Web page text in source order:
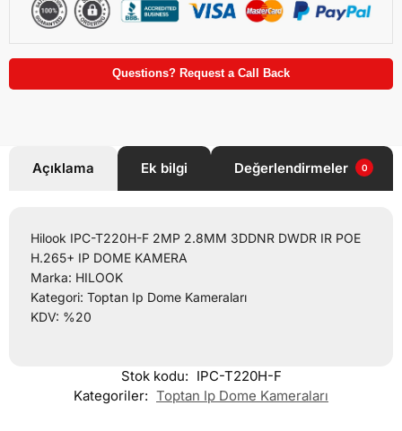
Questions? Request a Call Back
Açıklama Ek bilgi Değerlendirmeler 0
Hilook IPC-T220H-F 2MP 2.8MM 3DDNR DWDR IR POE
H.265+ IP DOME KAMERA
Marka: HILOOK
Kategori: Toptan Ip Dome Kameraları
KDV: %20
Stok kodu: IPC-T220H-F
Kategoriler: Toptan Ip Dome Kameraları